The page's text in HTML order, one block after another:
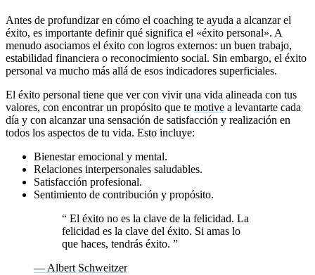
Antes de profundizar en cómo el coaching te ayuda a alcanzar el
éxito, es importante definir qué significa el «éxito personal». A
menudo asociamos el éxito con logros externos: un buen trabajo,
estabilidad financiera o reconocimiento social. Sin embargo, el éxito
personal va mucho más allá de esos indicadores superficiales.
El éxito personal tiene que ver con vivir una vida alineada con tus
valores, con encontrar un propósito que te motive a levantarte cada
día y con alcanzar una sensación de satisfacción y realización en
todos los aspectos de tu vida. Esto incluye:
Bienestar emocional y mental.
Relaciones interpersonales saludables.
Satisfacción profesional.
Sentimiento de contribución y propósito.
“ El éxito no es la clave de la felicidad. La
felicidad es la clave del éxito. Si amas lo
que haces, tendrás éxito. ”
— Albert Schweitzer